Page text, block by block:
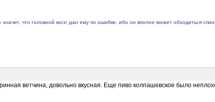
что головной мозг дан ему по ошибке, ибо он вполне может обходиться
ветчина, довольно вкусная. Еще пиво колпашевское было